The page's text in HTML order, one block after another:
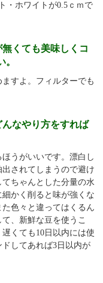
・ホワイトが0.5 ｃｍで
くても美味しくコ
すよ。フィルターでも
なやり方をすれば
うがいいです。漂白し
されてしまうので避け
ちゃんとした分量の水
かく削ると味が強くな
色々と違ってはくるん
、新鮮な豆を使うこ
遅くても 10 日以内には使
ドしてあれば3 日以内が